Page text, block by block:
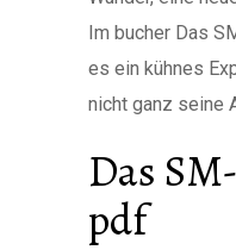
Im bucher Das
es ein kühnes
nicht ganz seine
Das
pdf